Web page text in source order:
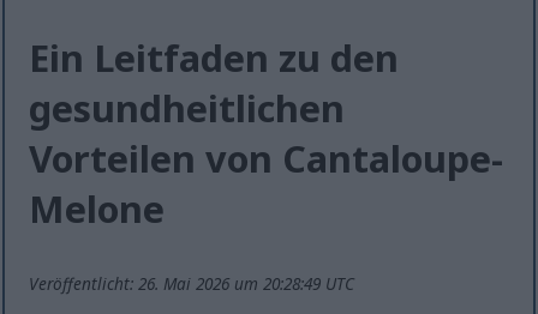
Ein Leitfaden zu den
gesundheitlichen
Vorteilen von Cantaloupe-
Melone
Veröffentlicht: 26. Mai 2026 um 20:28:49 UTC